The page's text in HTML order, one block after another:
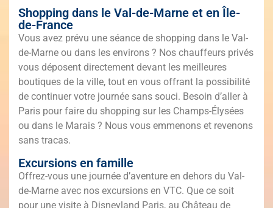
Shopping dans le Val-de-Marne et en Île-
de-France
Vous avez prévu une séance de shopping dans le Val-
de-Marne ou dans les environs ? Nos chauffeurs privés
vous déposent directement devant les meilleures
boutiques de la ville, tout en vous offrant la possibilité
de continuer votre journée sans souci. Besoin d’aller à
Paris pour faire du shopping sur les Champs-Élysées
ou dans le Marais ? Nous vous emmenons et revenons
sans tracas.
Excursions en famille
Offrez-vous une journée d’aventure en dehors du Val-
de-Marne avec nos excursions en VTC. Que ce soit
pour une visite à Disneyland Paris, au Château de